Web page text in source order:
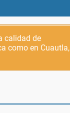
calidad de
como en Cuautla,